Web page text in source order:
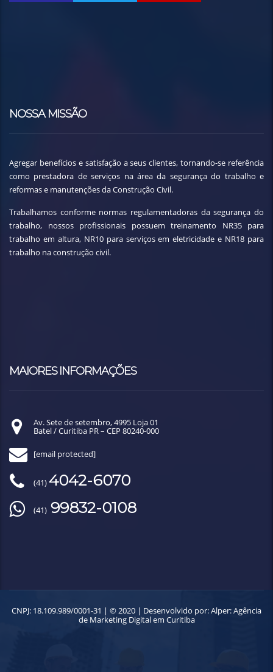
NOSSA MISSÃO
Agregar benefícios e satisfação a seus clientes, tornando-se referência
como prestadora de serviços na área da segurança do trabalho e
reformas e manutenções da Construção Civil.
Trabalhamos conforme normas regulamentadoras da segurança do
trabalho, nossos profissionais possuem treinamento NR35 para
trabalho em altura, NR10 para serviços em eletricidade e NR18 para
trabalho na construção civil.
MAIORES INFORMAÇÕES
Av. Sete de setembro, 4995 Loja 01
Batel / Curitiba PR – CEP 80240-000
[email protected]
(41)4042-6070
(41) 99832-0108
CNPJ: 18.109.989/0001-31 | © 2020 | Desenvolvido por:Alper: Agência
de Marketing Digital em Curitiba